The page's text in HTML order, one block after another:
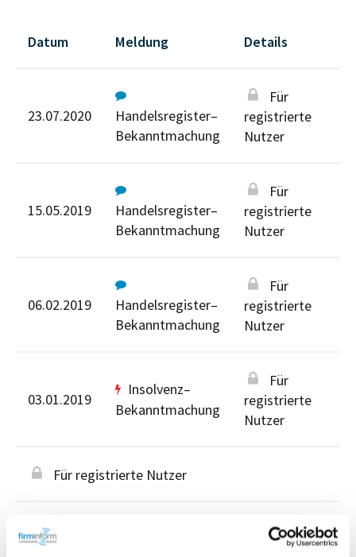
Datum Meldung Details
23.07.2020
Handelsregister–
Bekanntmachung
Für
registrierte
Nutzer
15.05.2019
Handelsregister–
Bekanntmachung
Für
registrierte
Nutzer
06.02.2019
Handelsregister–
Bekanntmachung
Für
registrierte
Nutzer
03.01.2019
Insolvenz–
Bekanntmachung
Für
registrierte
Nutzer
Für registrierte Nutzer